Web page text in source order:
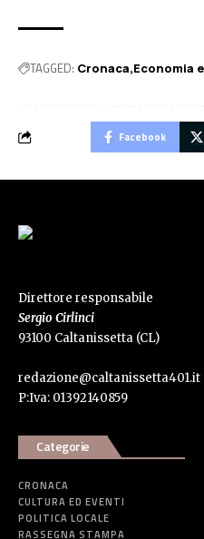
TAGGED: Cronaca Economia
Facebook
Direttore responsabile
Sergio Cirlinci
93100 Caltanissetta (CL)
redazione@caltanissetta401.it
P:Iva: 01392140859
Categorie
CRONACA
CULTURA ED EVENTI
POLITICA LOCALE
RASSEGNA STAMPA